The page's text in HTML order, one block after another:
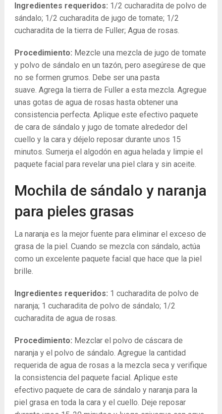
Ingredientes requeridos: 1/2 cucharadita de polvo de
sándalo; 1/2 cucharadita de jugo de tomate; 1/2
cucharadita de la tierra de Fuller; Agua de rosas.
Procedimiento: Mezcle una mezcla de jugo de tomate
y polvo de sándalo en un tazón, pero asegúrese de que
no se formen grumos. Debe ser una pasta
suave. Agrega la tierra de Fuller a esta mezcla. Agregue
unas gotas de agua de rosas hasta obtener una
consistencia perfecta. Aplique este efectivo paquete
de cara de sándalo y jugo de tomate alrededor del
cuello y la cara y déjelo reposar durante unos 15
minutos. Sumerja el algodón en agua helada y limpie el
paquete facial para revelar una piel clara y sin aceite.
Mochila de sándalo y naranja
para pieles grasas
La naranja es la mejor fuente para eliminar el exceso de
grasa de la piel. Cuando se mezcla con sándalo, actúa
como un excelente paquete facial que hace que la piel
brille.
Ingredientes requeridos: 1 cucharadita de polvo de
naranja; 1 cucharadita de polvo de sándalo; 1/2
cucharadita de agua de rosas.
Procedimiento: Mezclar el polvo de cáscara de
naranja y el polvo de sándalo. Agregue la cantidad
requerida de agua de rosas a la mezcla seca y verifique
la consistencia del paquete facial. Aplique este
efectivo paquete de cara de sándalo y naranja para la
piel grasa en toda la cara y el cuello. Deje reposar